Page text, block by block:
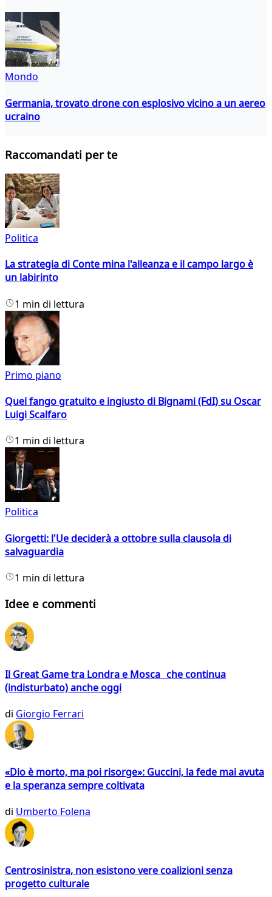
Mondo
Germania, trovato drone con esplosivo vicino a un aereo
ucraino
Raccomandati per te
Politica
La strategia di Conte mina l'alleanza e il campo largo è
un labirinto
1 min di lettura
Primo piano
Quel fango gratuito e ingiusto di Bignami (FdI) su Oscar
Luigi Scalfaro
1 min di lettura
Politica
Giorgetti: l'Ue deciderà a ottobre sulla clausola di
salvaguardia
1 min di lettura
Idee e commenti
Il Great Game tra Londra e Mosca che continua
(indisturbato) anche oggi
di Giorgio Ferrari
«Dio è morto, ma poi risorge»: Guccini, la fede mai avuta
e la speranza sempre coltivata
di Umberto Folena
Centrosinistra, non esistono vere coalizioni senza
progetto culturale